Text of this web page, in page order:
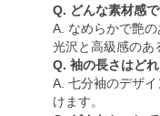
Q. どんな素材感で
A. なめらかで艶
光沢と高級感のあ
Q. 袖の長さはど
A. 七分袖のデザ
けます。